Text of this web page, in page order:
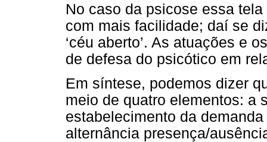
No caso da psicose essa
com mais facilidade; daí se
‘céu aberto’. As atuações e
de defesa do psicótico em
Em síntese, podemos dizer
meio de quatro elementos: a
estabelecimento da
alternância presença/